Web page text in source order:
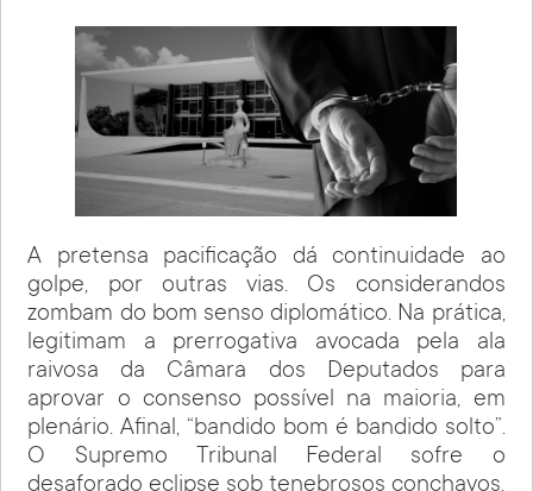
A pretensa pacificação dá continuidade ao
golpe, por outras vias. Os considerandos
zombam do bom senso diplomático. Na prática,
legitimam a prerrogativa avocada pela ala
raivosa da Câmara dos Deputados para
aprovar o consenso possível na maioria, em
plenário. Afinal, “bandido bom é bandido solto”.
O Supremo Tribunal Federal sofre o